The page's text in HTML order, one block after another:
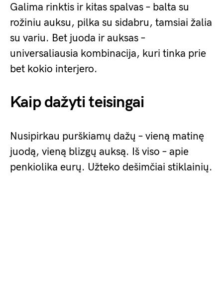
Galima rinktis ir kitas spalvas – balta su
rožiniu auksu, pilka su sidabru, tamsiai žalia
su variu. Bet juoda ir auksas –
universaliausia kombinacija, kuri tinka prie
bet kokio interjero.
Kaip dažyti teisingai
Nusipirkau purškiamų dažų – vieną matinę
juodą, vieną blizgų auksą. Iš viso – apie
penkiolika eurų. Užteko dešimčiai stiklainių.